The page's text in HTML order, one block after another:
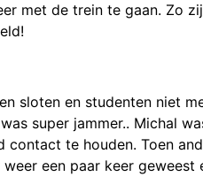
met de trein te gaan. Zo
sloten en studenten niet
super jammer.. Michal
te houden. Toen
een paar keer